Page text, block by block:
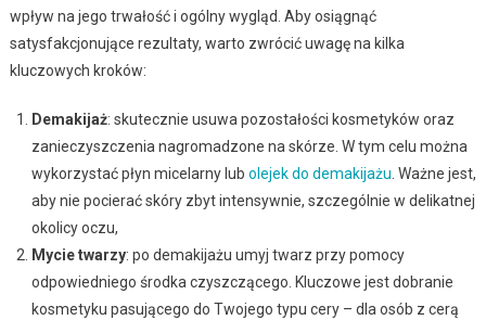
wpływ na jego trwałość i ogólny wygląd. Aby osiągnąć
satysfakcjonujące rezultaty, warto zwrócić uwagę na kilka
kluczowych kroków:
Demakijaż: skutecznie usuwa pozostałości kosmetyków oraz
zanieczyszczenia nagromadzone na skórze. W tym celu można
wykorzystać płyn micelarny lub olejek do demakijażu . Ważne jest,
aby nie pocierać skóry zbyt intensywnie, szczególnie w delikatnej
okolicy oczu,
Mycie twarzy: po demakijażu umyj twarz przy pomocy
odpowiedniego środka czyszczącego. Kluczowe jest dobranie
kosmetyku pasującego do Twojego typu cery – dla osób z cerą